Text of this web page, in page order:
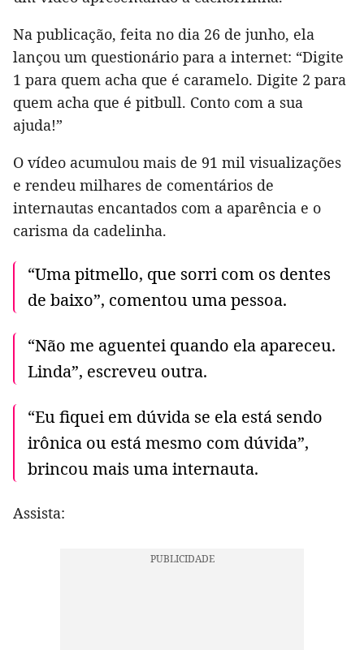
Na publicação, feita no dia 26 de junho, ela
lançou um questionário para a internet: “Digite
1 para quem acha que é caramelo. Digite 2 para
quem acha que é pitbull. Conto com a sua
ajuda!”
O vídeo acumulou mais de 91 mil visualizações
e rendeu milhares de comentários de
internautas encantados com a aparência e o
carisma da cadelinha.
“Uma pitmello, que sorri com os dentes
de baixo”, comentou uma pessoa.
“Não me aguentei quando ela apareceu.
Linda”, escreveu outra.
“Eu fiquei em dúvida se ela está sendo
irônica ou está mesmo com dúvida”,
brincou mais uma internauta.
Assista: